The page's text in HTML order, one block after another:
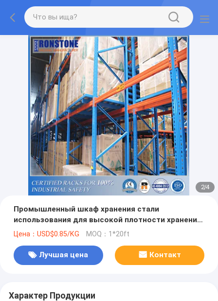
2/4
Промышленный шкаф хранения стали
использования для высокой плотности хранения
склада
Цена：USD$0.85/KG MOQ：1*20ft
Лучшая цена Контакт
Характер Продукции